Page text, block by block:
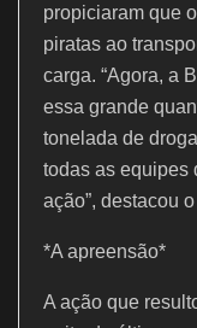
propiciaram que
piratas ao
carga. “Agora, a
essa grande
tonelada de
todas as equipes
ação”, destacou
*A apreensão*
A ação que